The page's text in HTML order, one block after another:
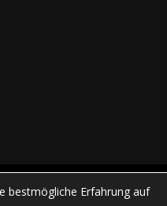
. Alle Rechte
bestmögliche Erfahrung auf